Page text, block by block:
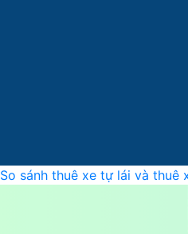
So sánh thuê xe tự lái và thuê